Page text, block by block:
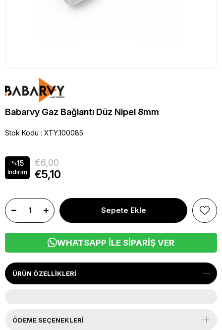
Babarvy Gaz Bağlantı Düz Nipel 8mm
Stok Kodu XTY.100085
%15
İndirim
€6,00
€5,10
WHATSAPP İLE SIPARIŞ VER
ÜRÜN ÖZELLIKLERI
ÖDEME SEÇENEKLERI